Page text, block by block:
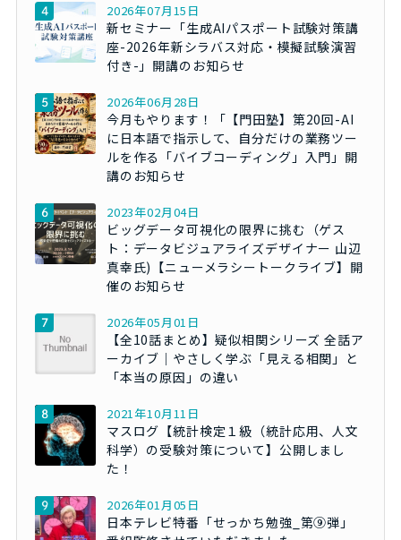
2026年07月15日
新セミナー「生成AIパスポート試験対策講
座-2026年新シラバス対応・模擬試験演習
付き-」開講のお知らせ
2026年06月28日
今月もやります！「【門田塾】第20回-AI
に日本語で指示して、自分だけの業務ツー
ルを作る「バイブコーディング」入門」開
講のお知らせ
2023年02月04日
ビッグデータ可視化の限界に挑む（ゲス
ト：データビジュアライズデザイナー 山辺
真幸氏)【ニューメラシートークライブ】開
催のお知らせ
2026年05月01日
【全10話まとめ】疑似相関シリーズ 全話ア
ーカイブ｜やさしく学ぶ「見える相関」と
「本当の原因」の違い
2021年10月11日
マスログ【統計検定１級（統計応用、人文
科学）の受験対策について】公開しまし
た！
2026年01月05日
日本テレビ特番「せっかち勉強_第⑨弾」